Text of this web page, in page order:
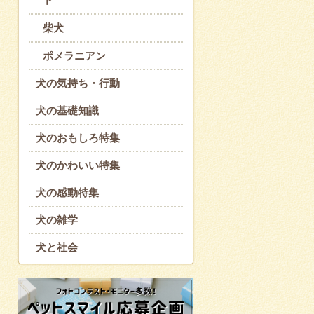
柴犬
ポメラニアン
犬の気持ち・行動
犬の基礎知識
犬のおもしろ特集
犬のかわいい特集
犬の感動特集
犬の雑学
犬と社会